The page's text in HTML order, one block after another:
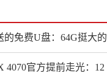
的免费U盘：64G挺大的
4070官方提前走光：12